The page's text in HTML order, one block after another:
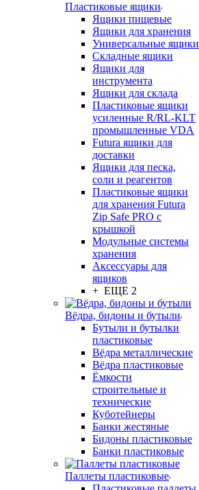
Пластиковые ящики
Ящики пищевые
Ящики для хранения
Универсальные ящики
Складные ящики
Ящики для
инструмента
Ящики для склада
Пластиковые ящики
усиленные R/RL-KLT
промышленные VDA
Futura ящики для
доставки
Ящики для песка,
соли и реагентов
Пластиковые ящики
для хранения Futura
Zip Safe PRO с
крышкой
Модульные системы
хранения
Аксессуары для
ящиков
+ ЕЩЕ 2
Вёдра, бидоны и бутыли
Бутыли и бутылки
пластиковые
Вёдра металлические
Вёдра пластиковые
Ёмкости
строительные и
технические
Куботейнеры
Банки жестяные
Бидоны пластиковые
Банки пластиковые
Паллеты пластиковые